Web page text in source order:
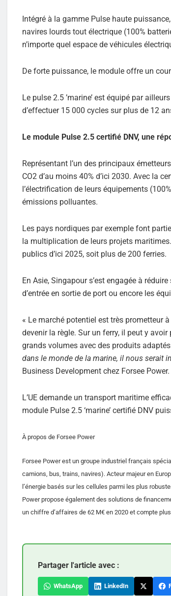
Intégré à la gamme Pulse haute
navires lourds tout électrique (100%
n’importe quel espace de véhicules
De forte puissance, le module offre un
Le pulse 2.5 ’marine’ est équipé par
d’effectuer 15 000 cycles sur plus de 12
Le module Pulse 2.5 certifié DNV, une
Représentant l’un des principaux
CO2 d’au moins 40% d’ici 2030. Avec la
l’électrification de leurs équipements
émissions polluantes.
Les pays nordiques par exemple font
la multiplication de leurs projets
publics d’ici 2025, soit plus de 200 ferries.
En Asie, Singapour s’est engagée à
d’entrée en sortie de port ou encore les
« Le marché potentiel est très prometteur
devenir la règle. Sur un ferry, il peut y
grands volumes avec des produits
dans le monde de la marine, il nous serait
Business Development chez Forsee Power.
L’UE demande un transport maritime
module Pulse 2.5 ‘marine’ certifié DNV
À propos de Forsee Power
Forsee Power est un groupe industriel français
camions, bus, trains, navires). Acteur majeur en
l’énergie basés sur les cellules parmi les plus
Power propose également des solutions de
un chiffre d’affaires de 62 M€ en 2020 et compte
Partager l'article avec :
WhatsApp LinkedIn